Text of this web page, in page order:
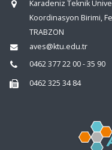
Karadeniz Teknik
Koordinasyon Birimi,
TRABZON
aves@ktu.edu.tr
0462 377 22 00 - 35 90
0462 325 34 84